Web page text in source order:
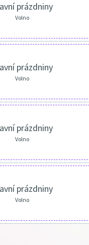
prázdniny
Volno
prázdniny
Volno
prázdniny
Volno
prázdniny
Volno